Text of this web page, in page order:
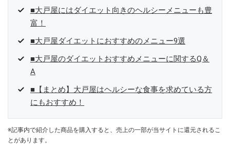
■大戸屋にはダイエット向きのヘルシーメニューも豊
富！
■大戸屋ダイエットにおすすめのメニュー9選
■大戸屋のダイエットおすすめメニューに関するQ＆
A
■【まとめ】大戸屋はヘルシーな食事を求めている方
にもおすすめ！
※記事内で紹介した商品を購入すると、売上の一部が当サイトに還元されるこ
とがあります。